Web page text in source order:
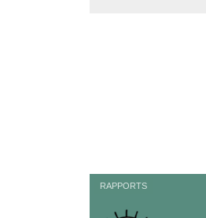
RAPPORTS